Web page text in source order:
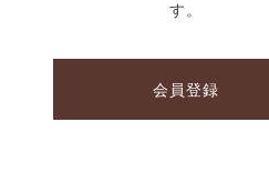
す。
会員登録